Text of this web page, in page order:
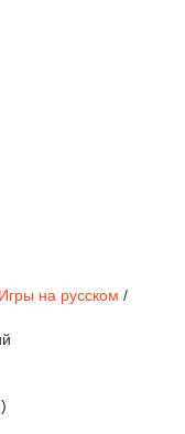
Игры на русском /